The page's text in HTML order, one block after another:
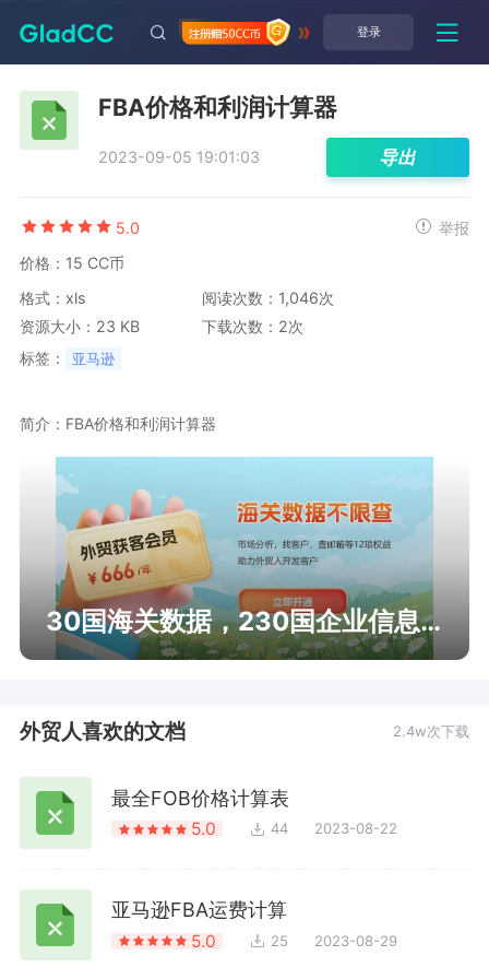
登录
FBA价格和利润计算器
2023-09-05 19:01:03 导出
5.0
举报
价格：15 CC币
格式：xls
阅读次数：1,046次
资源大小：23 KB
下载次数：2次
标签：
亚马逊
简介：FBA价格和利润计算器
30国海关数据，230国企业信息查询
外贸人喜欢的文档 2.4w次下载
最全FOB价格计算表
5.0 44 2023-08-22
亚马逊FBA运费计算
5.0 25 2023-08-29